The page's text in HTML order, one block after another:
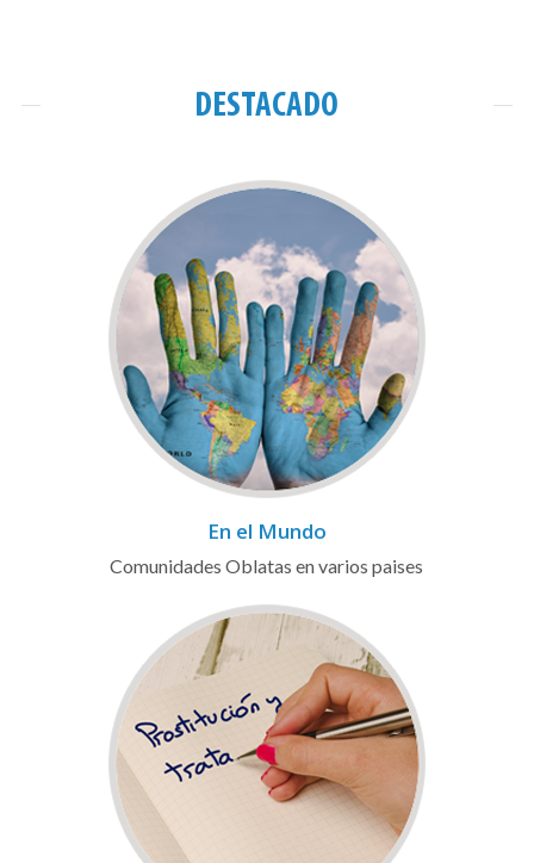
DESTACADO
En el Mundo
Comunidades Oblatas en varios paises